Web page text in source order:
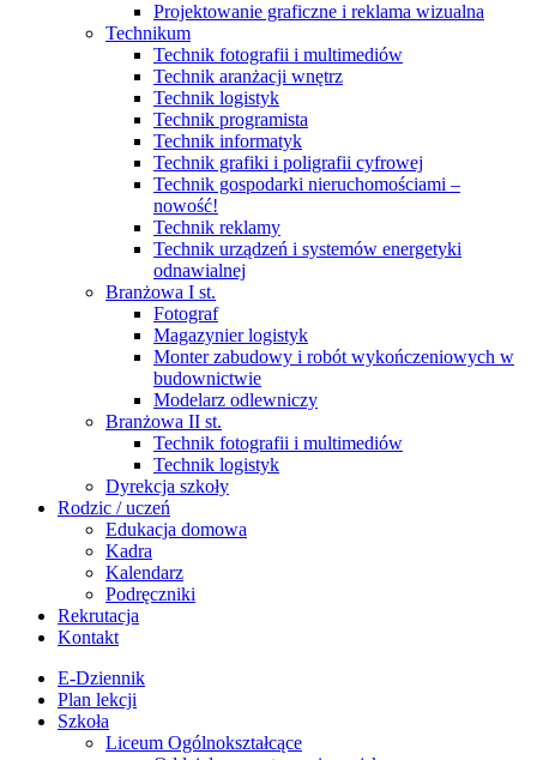
Projektowanie graficzne i reklama wizualna
Technikum
Technik fotografii i multimediów
Technik aranżacji wnętrz
Technik logistyk
Technik programista
Technik informatyk
Technik grafiki i poligrafii cyfrowej
Technik gospodarki nieruchomościami –
nowość!
Technik reklamy
Technik urządzeń i systemów energetyki
odnawialnej
Branżowa I st.
Fotograf
Magazynier logistyk
Monter zabudowy i robót wykończeniowych w
budownictwie
Modelarz odlewniczy
Branżowa II st.
Technik fotografii i multimediów
Technik logistyk
Dyrekcja szkoły
Rodzic / uczeń
Edukacja domowa
Kadra
Kalendarz
Podręczniki
Rekrutacja
Kontakt
E-Dziennik
Plan lekcji
Szkoła
Liceum Ogólnokształcące